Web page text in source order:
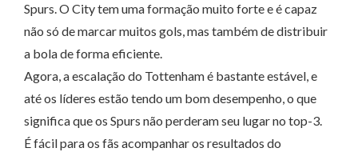
Spurs. O City tem uma formação muito forte e é capaz
não só de marcar muitos gols, mas também de distribuir
a bola de forma eficiente.
Agora, a escalação do Tottenham é bastante estável, e
até os líderes estão tendo um bom desempenho, o que
significa que os Spurs não perderam seu lugar no top-3.
É fácil para os fãs acompanhar os resultados do